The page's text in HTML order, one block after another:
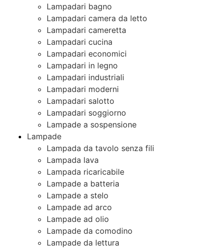
Lampadari bagno
Lampadari camera da letto
Lampadari cameretta
Lampadari cucina
Lampadari economici
Lampadari in legno
Lampadari industriali
Lampadari moderni
Lampadari salotto
Lampadari soggiorno
Lampade a sospensione
Lampade
Lampada da tavolo senza fili
Lampada lava
Lampada ricaricabile
Lampade a batteria
Lampade a stelo
Lampade ad arco
Lampade ad olio
Lampade da comodino
Lampade da lettura